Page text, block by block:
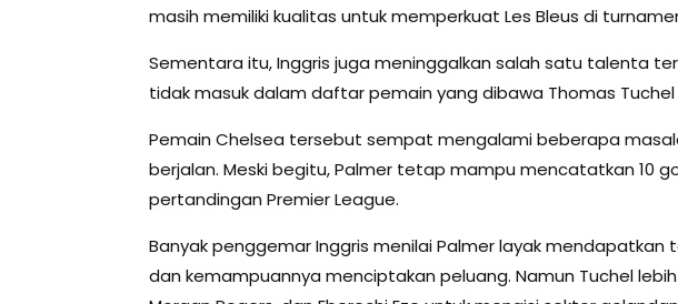
masih memiliki kualitas untuk memperkuat Les Bleus di
Sementara itu, Inggris juga meninggalkan salah satu talenta
tidak masuk dalam daftar pemain yang dibawa Thomas Tuchel
Pemain Chelsea tersebut sempat mengalami beberapa
berjalan. Meski begitu, Palmer tetap mampu mencatatkan 10
pertandingan Premier League.
Banyak penggemar Inggris menilai Palmer layak
dan kemampuannya menciptakan peluang. Namun Tuchel